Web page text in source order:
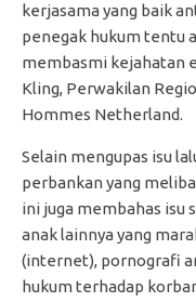
kerjasama yang baik
penegak hukum tentu
membasmi kejahatan
Kling, Perwakilan
Hommes Netherland.
Selain mengupas isu
perbankan yang
ini juga membahas isu
anak lainnya yang
(internet), pornografi
hukum terhadap